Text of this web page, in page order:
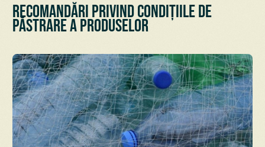
Recomandări privind condițiile de
păstrare a Produselor